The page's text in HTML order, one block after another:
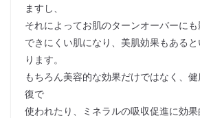
ますし、
それによってお肌のターンオーバーに
できにくい肌になり、美肌効果もある
ります。
もちろん美容的な効果だけではなく、
復で
使われたり、ミネラルの吸収促進に効